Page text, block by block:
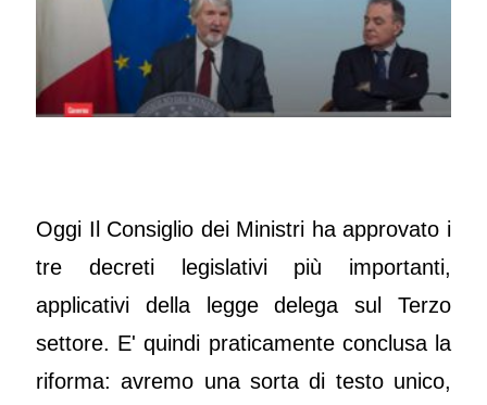
Oggi Il Consiglio dei Ministri ha approvato i
tre decreti legislativi più importanti,
applicativi della legge delega sul Terzo
settore. E' quindi praticamente conclusa la
riforma: avremo una sorta di testo unico,